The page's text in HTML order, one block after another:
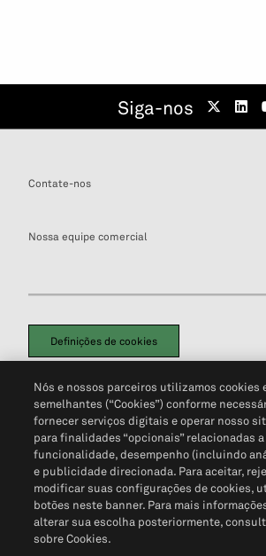
Siga-nos
Contate-nos
Nossa equipe comercial
Definições de cookies
Política de PrivacidadePortal de privacidade do
Não Venda Minhas Informações Pessoais© 2026
Nós e nossos parceiros utilizamos cookies
semelhantes (“Cookies”) conforme
fornecer serviços digitais e operar nosso
para finalidades “opcionais” relacionadas a
funcionalidade, desempenho (incluindo
e publicidade direcionada. Para aceitar,
modificar suas configurações de cookies,
botões neste banner. Para mais
alterar sua escolha posteriormente,
sobre Cookies.